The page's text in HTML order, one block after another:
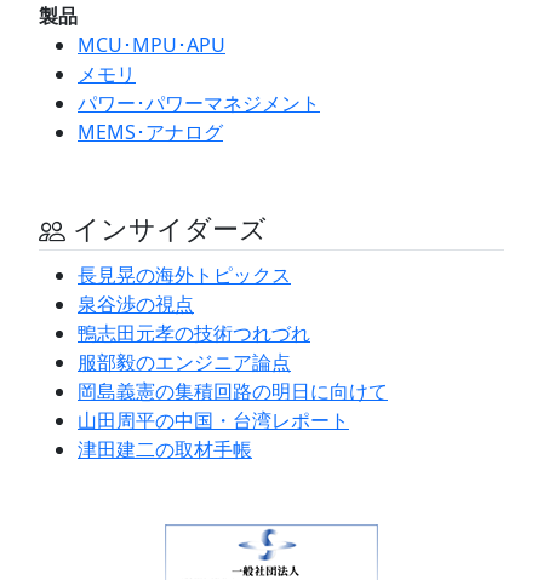
製品
MCU･MPU･APU
メモリ
パワー･パワーマネジメント
MEMS･アナログ
インサイダーズ
長見晃の海外トピックス
泉谷渉の視点
鴨志田元孝の技術つれづれ
服部毅のエンジニア論点
岡島義憲の集積回路の明日に向けて
山田周平の中国・台湾レポート
津田建二の取材手帳